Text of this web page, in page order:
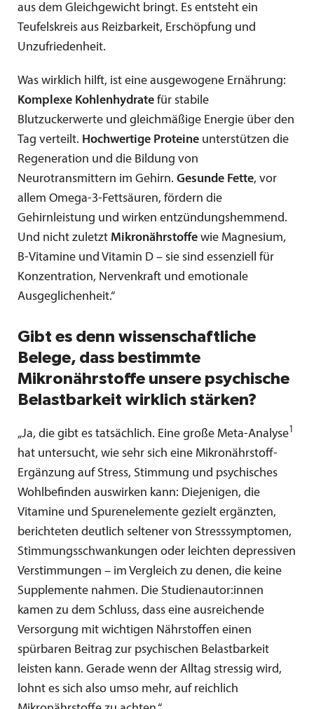
aus dem Gleichgewicht bringt. Es entsteht ein
Teufelskreis aus Reizbarkeit, Erschöpfung und
Unzufriedenheit.
Was wirklich hilft, ist eine ausgewogene Ernährung:
Komplexe Kohlenhydrate für stabile
Blutzuckerwerte und gleichmäßige Energie über den
Tag verteilt. Hochwertige Proteine unterstützen die
Regeneration und die Bildung von
Neurotransmittern im Gehirn. Gesunde Fette, vor
allem Omega-3-Fettsäuren, fördern die
Gehirnleistung und wirken entzündungshemmend.
Und nicht zuletzt Mikronährstoffe wie Magnesium,
B-Vitamine und Vitamin D – sie sind essenziell für
Konzentration, Nervenkraft und emotionale
Ausgeglichenheit.“
Gibt es denn wissenschaftliche
Belege, dass bestimmte
Mikronährstoffe unsere psychische
Belastbarkeit wirklich stärken?
„Ja, die gibt es tatsächlich. Eine große Meta-Analyse1
hat untersucht, wie sehr sich eine Mikronährstoff-
Ergänzung auf Stress, Stimmung und psychisches
Wohlbefinden auswirken kann: Diejenigen, die
Vitamine und Spurenelemente gezielt ergänzten,
berichteten deutlich seltener von Stresssymptomen,
Stimmungsschwankungen oder leichten depressiven
Verstimmungen – im Vergleich zu denen, die keine
Supplemente nahmen. Die Studienautor:innen
kamen zu dem Schluss, dass eine ausreichende
Versorgung mit wichtigen Nährstoffen einen
spürbaren Beitrag zur psychischen Belastbarkeit
leisten kann. Gerade wenn der Alltag stressig wird,
lohnt es sich also umso mehr, auf reichlich